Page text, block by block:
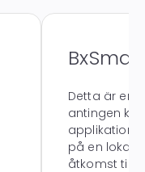
Detta är en
antingen
på en lokal
åtkomst till